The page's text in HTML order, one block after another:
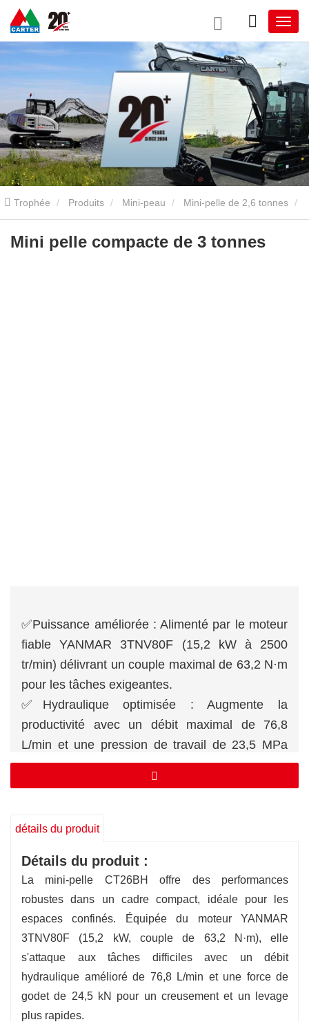
Trophée Produits Mini-peau Mini-pelle de 2,6 tonnes
Mini pelle compacte de 3 tonnes
Mini pelle compacte de 3 tonnes
✅Puissance améliorée : Alimenté par le moteur
fiable YANMAR 3TNV80F (15,2 kW à 2500
tr/min) délivrant un couple maximal de 63,2 N·m
pour les tâches exigeantes.
✅Hydraulique optimisée : Augmente la
productivité avec un débit maximal de 76,8
L/min et une pression de travail de 23,5 MPa
pour des cycles plus rapides et un
fonctionnement plus fluide.
rotation arrière de 775 mm, une largeur de 1,55
manœuvrabilité sans effort dans les espaces
confinés.
✅Performances de creusement supérieures :
Atteignez une hauteur de creusement maximale
de 4,13 m, une profondeur de creusement de
2,49 m et une portée de 4,61 m, soutenues par
une force de creusement du godet de 24,5 kN
pour les matériaux durs.
détails du produit
Détails du produit :
La mini-pelle CT26BH offre des performances
robustes dans un cadre compact, idéale pour les
espaces confinés. Équipée du moteur YANMAR
3TNV80F (15,2 kW, couple de 63,2 N·m), elle
s'attaque aux tâches difficiles avec un débit
hydraulique amélioré de 76,8 L/min et une force de
godet de 24,5 kN pour un creusement et un levage
plus rapides.